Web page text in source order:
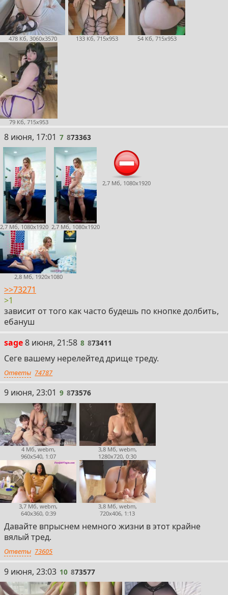
478 Кб, 3060x3570 133 Кб, 715x953 54 Кб, 715x953
79 Кб, 715x953
7
8 июня, 17:01 7 873363
2,7 Мб, 1080x1920 2,7 Мб, 1080x1920
2,7 Мб, 1080x1920
2,8 Мб, 1920x1080
>>73271
>1
зависит от того как часто будешь по кнопке долбить,
ебануш
sage8
8 июня, 21:58 8 873411
Сеге вашему нерелейтед дрище треду.
Ответы 74787
9
9 июня, 23:01 9 873576
4 Мб, webm,
960x540, 1:07
3,8 Мб, webm,
1280x720, 0:30
3,7 Мб, webm,
640x360, 0:39
3,8 Мб, webm,
720x406, 1:13
Давайте впрыснем немного жизни в этот крайне
вялый тред.
Ответы 73605
10
9 июня, 23:03 10 873577